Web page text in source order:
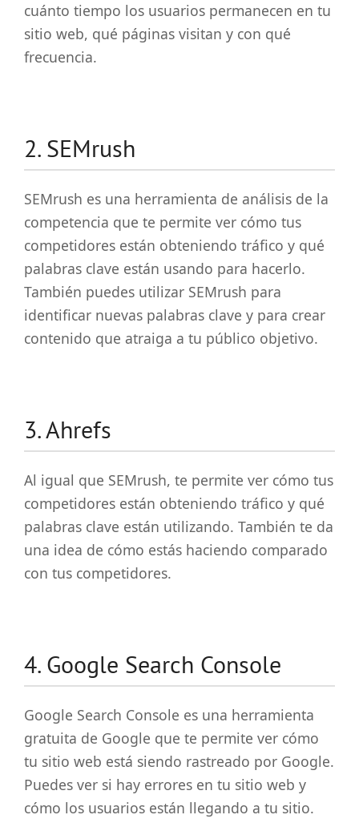
cuánto tiempo los usuarios permanecen en tu
sitio web, qué páginas visitan y con qué
frecuencia.
2. SEMrush
SEMrush es una herramienta de análisis de la
competencia que te permite ver cómo tus
competidores están obteniendo tráfico y qué
palabras clave están usando para hacerlo.
También puedes utilizar SEMrush para
identificar nuevas palabras clave y para crear
contenido que atraiga a tu público objetivo.
3. Ahrefs
Al igual que SEMrush, te permite ver cómo tus
competidores están obteniendo tráfico y qué
palabras clave están utilizando. También te da
una idea de cómo estás haciendo comparado
con tus competidores.
4. Google Search Console
Google Search Console es una herramienta
gratuita de Google que te permite ver cómo
tu sitio web está siendo rastreado por Google.
Puedes ver si hay errores en tu sitio web y
cómo los usuarios están llegando a tu sitio.